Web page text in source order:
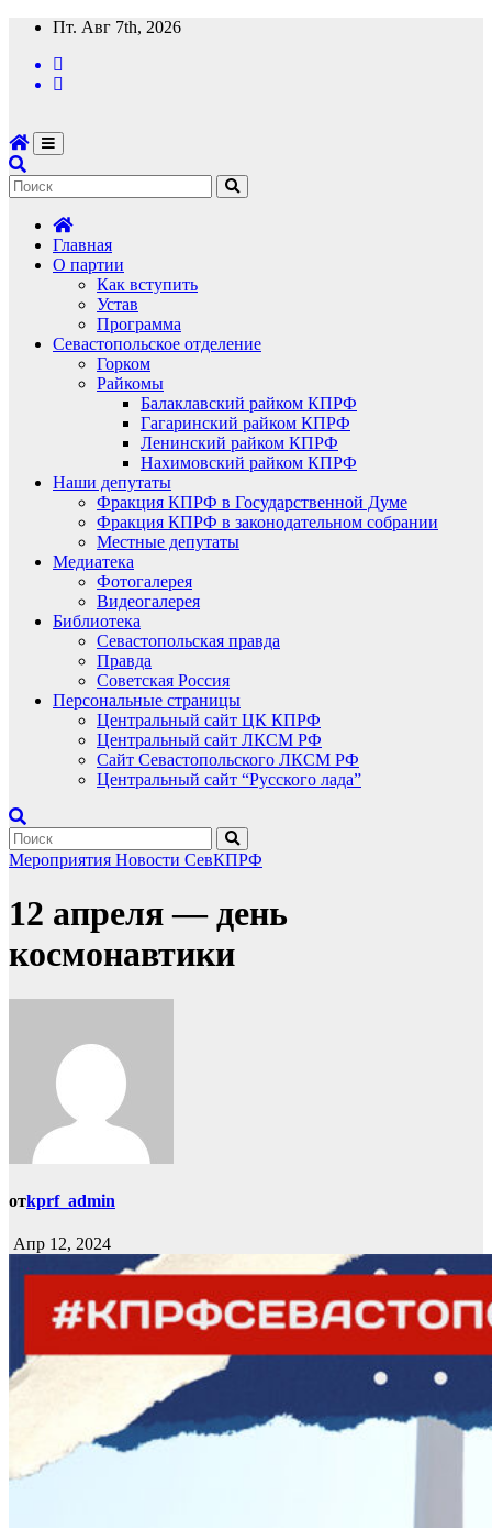
Перейти
содержимому
Пт. Авг 7th, 2026
Главная
О партии
Как вступить
Устав
Программа
Севастопольское отделение
Горком
Райкомы
Балаклавский райком КПРФ
Гагаринский райком КПРФ
Ленинский райком КПРФ
Нахимовский райком КПРФ
Наши депутаты
Фракция КПРФ в Государственной Думе
Фракция КПРФ в законодательном собрании
Местные депутаты
Медиатека
Фотогалерея
Видеогалерея
Библиотека
Севастопольская правда
Правда
Советская Россия
Персональные страницы
Центральный сайт ЦК КПРФ
Центральный сайт ЛКСМ РФ
Сайт Севастопольского ЛКСМ РФ
Центральный сайт “Русского лада”
Мероприятия Новости СевКПРФ
12 апреля — день
космонавтики
отkprf_admin
Апр 12, 2024